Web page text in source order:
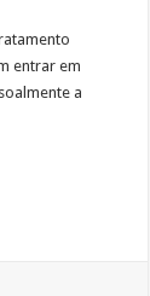
entrar em
a